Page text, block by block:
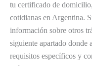
tu certificado de
cotidianas en Argentina.
información sobre otros
siguiente apartado donde
requisitos específicos y